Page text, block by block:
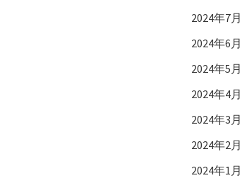
2024年7月
2024年6月
2024年5月
2024年4月
2024年3月
2024年2月
2024年1月